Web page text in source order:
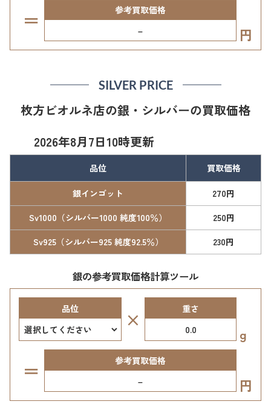
＝
参考買取価格
–
円
SILVER PRICE
枚方ビオルネ店の銀・シルバーの買取価格
2026年8月7日10時更新
品位 買取価格
銀インゴット
270円
Sv1000（シルバー1000 純度100％）
250円
Sv925（シルバー925 純度92.5％）
230円
銀の参考買取価格計算ツール
品位 × 重さ
g
＝
参考買取価格
–
円